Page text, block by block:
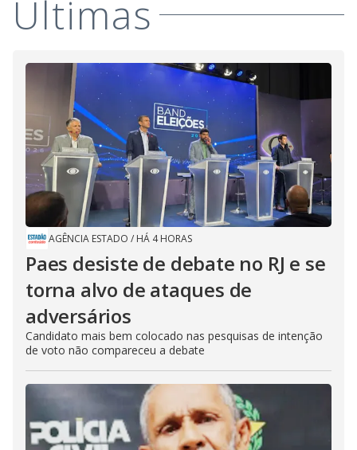
Últimas
AGÊNCIA ESTADO / HÁ 4 HORAS
Paes desiste de debate no RJ e se
torna alvo de ataques de
adversários
Candidato mais bem colocado nas pesquisas de intenção
de voto não compareceu a debate